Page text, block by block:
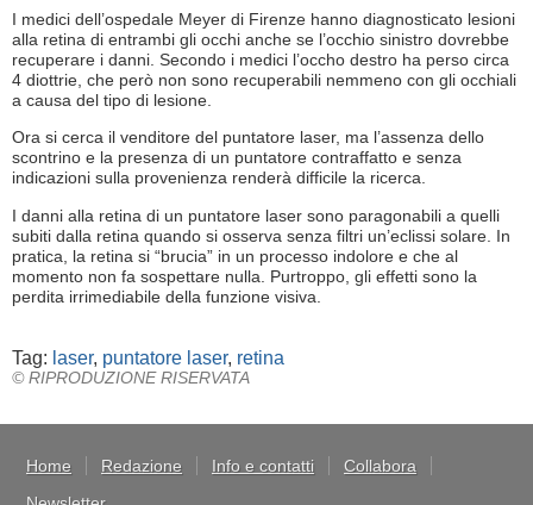
I medici dell’ospedale Meyer di Firenze hanno diagnosticato lesioni
alla retina di entrambi gli occhi anche se l’occhio sinistro dovrebbe
recuperare i danni. Secondo i medici l’occho destro ha perso circa
4 diottrie, che però non sono recuperabili nemmeno con gli occhiali
a causa del tipo di lesione.
Ora si cerca il venditore del puntatore laser, ma l’assenza dello
scontrino e la presenza di un puntatore contraffatto e senza
indicazioni sulla provenienza renderà difficile la ricerca.
I danni alla retina di un puntatore laser sono paragonabili a quelli
subiti dalla retina quando si osserva senza filtri un’eclissi solare. In
pratica, la retina si “brucia” in un processo indolore e che al
momento non fa sospettare nulla. Purtroppo, gli effetti sono la
perdita irrimediabile della funzione visiva.
Tag: laser, puntatore laser, retina
© RIPRODUZIONE RISERVATA
Home Redazione Info e contatti
Collabora